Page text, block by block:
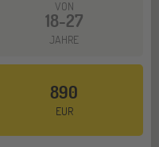
VON
18-27
JAHRE
890
EUR